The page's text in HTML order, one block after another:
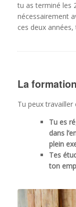
tu as terminé les
nécessairement
ces deux
La formation
Tu peux travailler
Tu es
dans
plein
Tes
ton